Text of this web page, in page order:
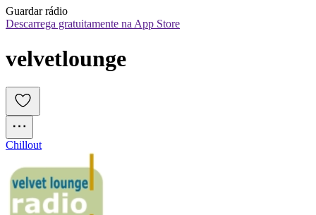
Guardar rádio
Descarrega gratuitamente na App Store
velvetlounge
Chillout